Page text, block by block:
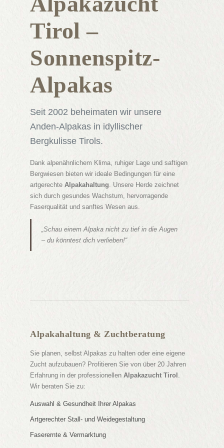
Tirol –
Sonnenspitz-
Alpakas
Seit 2002 beheimaten wir unsere
Anden-Alpakas in idyllischer
Bergkulisse Tirols.
Dank alpenähnlichem Klima, ruhiger Lage und saftigen
Bergwiesen bieten wir ideale Bedingungen für eine
artgerechte Alpakahaltung . Unsere Herde zeichnet
sich durch gesundes Wachstum, hervorragende
Faserqualität und sanftes Wesen aus.
„Schau einem Alpaka nicht zu tief in die Augen
– du könntest dich verlieben!“
Alpakahaltung & Zuchtberatung
Sie planen, selbst Alpakas zu halten oder eine eigene
Zucht aufzubauen? Profitieren Sie von über 20 Jahren
Erfahrung in der professionellen Alpakazucht Tirol
Wir beraten Sie zu:
Auswahl & Gesundheit Ihrer Alpakas
Artgerechter Stall- und Weidegestaltung
Faserernte & Vermarktung